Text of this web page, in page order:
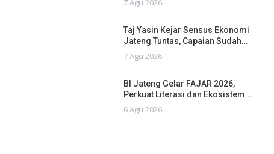
7 Agu 2026
Taj Yasin Kejar Sensus Ekonomi
Jateng Tuntas, Capaian Sudah…
7 Agu 2026
BI Jateng Gelar FAJAR 2026,
Perkuat Literasi dan Ekosistem…
6 Agu 2026